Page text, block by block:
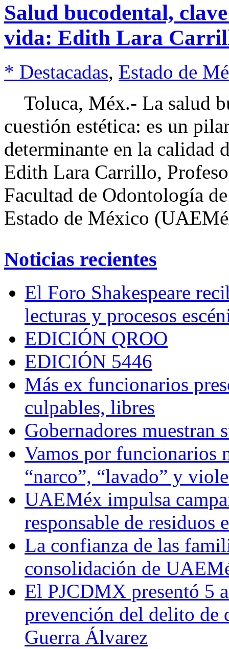
Salud bucodental,
vida: Edith Lara
* Destacadas, Estado de
Toluca, Méx.- La salud
cuestión estética: es un
determinante en la calidad
Edith Lara Carrillo,
Facultad de Odontología
Estado de México
Noticias recientes
El Foro Shakespeare
lecturas y procesos
EDICIÓN QROO
EDICIÓN 5446
Más ex funcionarios
culpables, libres
Gobernadores muestran
Vamos por funcionarios
“narco”, “lavado” y
UAEMéx impulsa
responsable de residuos
La confianza de las
consolidación de
El PJCDMX presentó 5
prevención del delito de
Guerra Álvarez